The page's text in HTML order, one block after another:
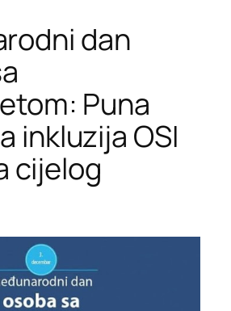
dan
Puna
inkluzija OSI
cijelog